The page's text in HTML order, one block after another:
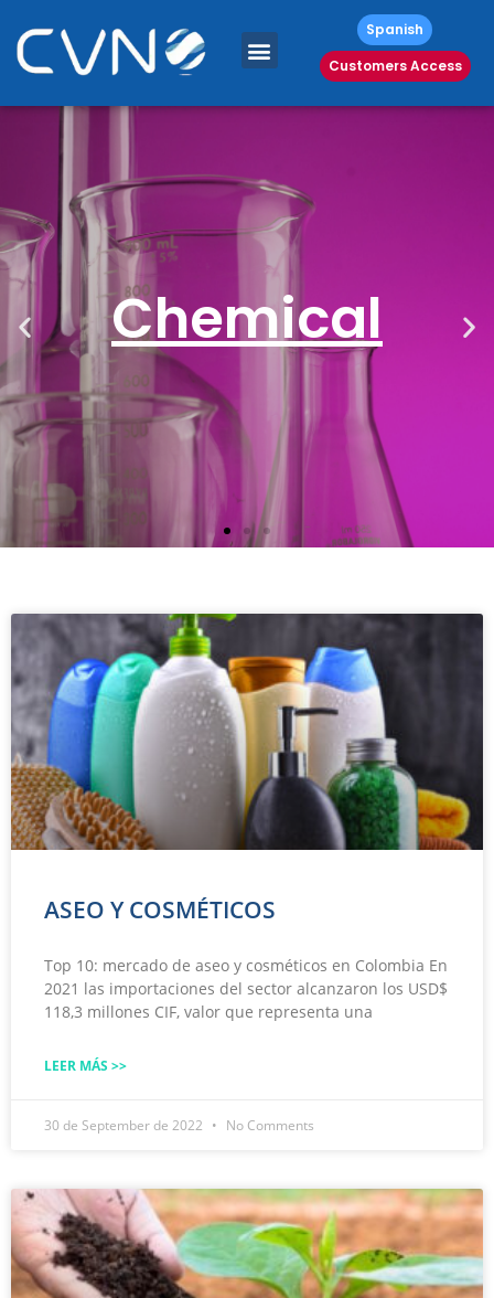
Spanish
Customers Access
ASEO Y COSMÉTICOS
Top 10: mercado de aseo y cosméticos en Colombia En
2021 las importaciones del sector alcanzaron los USD$
118,3 millones CIF, valor que representa una
LEER MÁS >>
30 de September de 2022 No Comments